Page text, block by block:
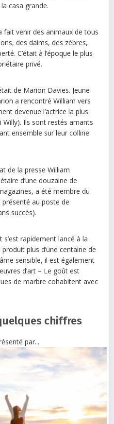
casa grande.
fait venir des animaux de tous
des daims, des zèbres,
C’était à l’époque le plus
privé.
de Marion Davies. Jeune
a rencontré William vers
devenue l’actrice la plus
Ils sont restés amants
ensemble sur leur colline
de la presse William
d’une douzaine de
a été membre du
présenté au poste de
succès).
s’est rapidement lancé à la
plus d’une centaine de
sensible, il est également
d’art – Le goût est
de marbre cohabitent avec
chiffres
par...